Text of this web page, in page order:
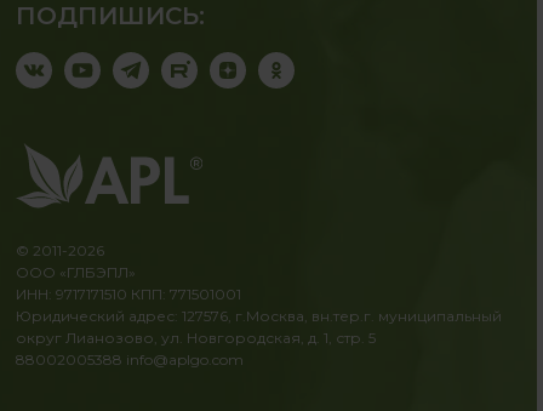
ПОДПИШИСЬ:
© 2011-2026
ООО «ГЛБЭПЛ»
ИНН: 9717171510 КПП: 771501001
Юридический адрес: 127576, г.Москва, вн.тер.г. муниципальный
округ Лианозово, ул. Новгородская, д. 1, стр. 5
88002005388 info@aplgo.com